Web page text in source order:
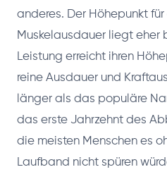
anderes. Der Höhepunkt
Muskelausdauer liegt eher
Leistung erreicht ihren
reine Ausdauer und
länger als das populäre
das erste Jahrzehnt des
die meisten Menschen es
Laufband nicht spüren